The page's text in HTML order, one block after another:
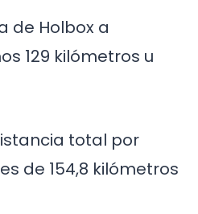
de Holbox a
129 kilómetros u
total por
de 154,8 kilómetros